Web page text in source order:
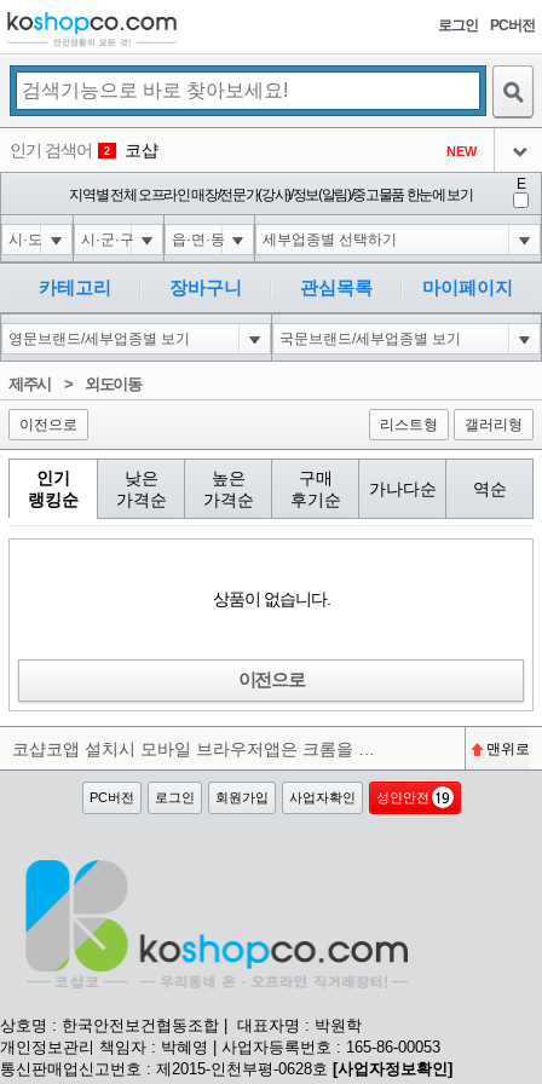
로그인 PC버전
인기 검색어 2 코샵 NEW
3 1'||DBMS_PIPE.RECEIVE_MESSAGE(CHR(98)||CHR(98)||CHR(98),15)||'
아이콘
4 1*DBMS_PIPE.RECEIVE_MESSAGE(CHR(99)||CHR(99)||CHR(99),15)
아이콘
5
아이콘
3
6 1-1 waitfor delay '0:0:15' --
아이콘
3
1
지역별 전체 오프라인 매장/전문가(강사)/정보(알림)/중고물품 한눈에 보기
E
카테고리 장바구니 관심목록 마이페이지
제주시 > 외도이동
이전으로 리스트형 갤러리형
인기
랭킹순
낮은
가격순
높은
가격순
구매
후기순
가나다순 역순
상품이 없습니다.
이전으로
맨위로
PC버전 로그인 회원가입 사업자확인 성인안전
상호명 : 한국안전보건협동조합 | 대표자명 : 박원학
개인정보관리 책임자 : 박혜영 | 사업자등록번호 : 165-86-00053
통신판매업신고번호 : 제2015-인천부평-0628호 [사업자정보확인]